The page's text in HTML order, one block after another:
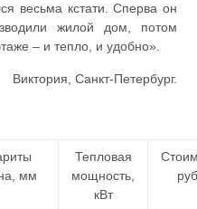
весьма кстати. Сперва он
жилой дом, потом
– и тепло, и удобно».
Виктория, Санкт-Петербург.
мм
Тепловая
мощность,
кВт